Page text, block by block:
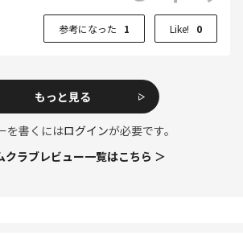
参考になった 1 Like! 0
もっと見る
を書くにはログインが必要です。
クラブレビュー一覧はこちら ＞